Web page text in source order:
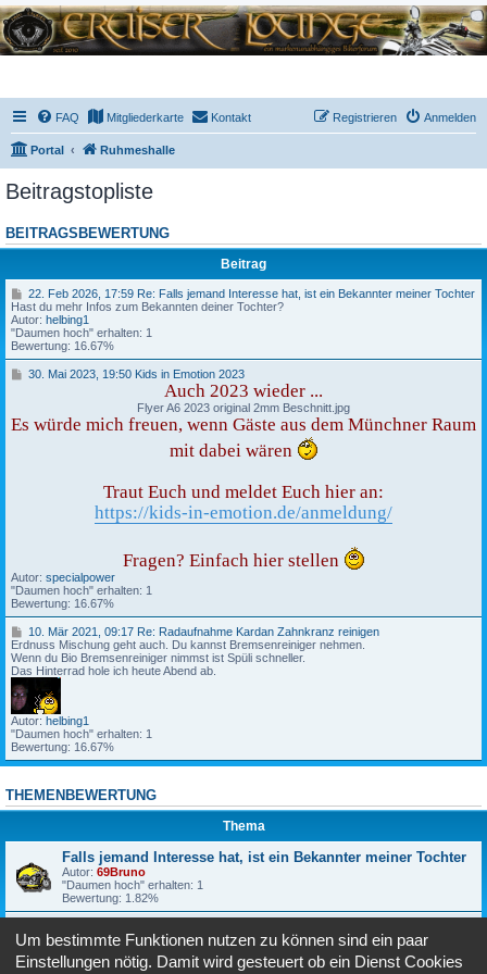
FAQ Mitgliederkarte Kontakt Anmelden
Registrieren
Portal Ruhmeshalle
Beitragstopliste
BEITRAGSBEWERTUNG
Beitrag
2
2
.
F
e
b
2
,
l
l
s
j
e
m
a
n
d
I
n
t
e
r
e
s
e
h
t
i
s
t
i
n
B
e
k
22. Feb 2026, 17:59 Re: Falls jemand Interesse hat, ist ein Bekannter meiner Tochter
Hast du mehr Infos zum Bekannten deiner Tochter?
Autor: helbing1
"Daumen hoch" erhalten: 1
Bewertung: 16.67%
3
a
K
i
d
s
i
n
E
m
o
t
i
o
n
2
2
3
30. Mai 2023, 19:50 Kids in Emotion 2023
Auch 2023 wieder ...
Flyer A6 2023 original 2mm Beschnitt.jpg
Es würde mich freuen, wenn Gäste aus dem Münchner Raum
mit dabei wären
Traut Euch und meldet Euch hier an:
https://kids-in-emotion.de/anmeldung/
Fragen? Einfach hier stellen
Autor: specialpower
"Daumen hoch" erhalten: 1
Bewertung: 16.67%
1
0
.
M
r
2
0
2
1
,
9
:
1
e
:
R
d
u
f
n
10. Mär 2021, 09:17 Re: Radaufnahme Kardan Zahnkranz reinigen
Erdnuss Mischung geht auch. Du kannst Bremsenreiniger nehmen.
Wenn du Bio Bremsenreiniger nimmst ist Spüli schneller.
Das Hinterrad hole ich heute Abend ab.
Autor: helbing1
"Daumen hoch" erhalten: 1
Bewertung: 16.67%
THEMENBEWERTUNG
Thema
Falls jemand Interesse hat, ist ein Bekannter meiner Tochter
Autor: 69Bruno
"Daumen hoch" erhalten: 1
Bewertung: 1.82%
Autor:specialpower
"Daumen hoch" erhalten: 1
Bewertung: 1.82%
Um bestimmte Funktionen nutzen zu können sind ein paar
Einstellungen nötig. Damit wird gesteuert ob ein Dienst Cookies